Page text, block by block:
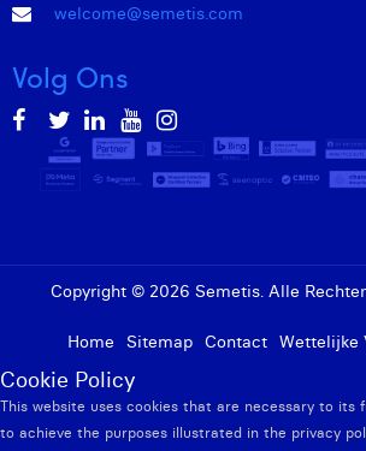
welcome@semetis.com
Volg Ons
Copyright © 2026 Semetis. Alle
Home Sitemap Contact Wettelijke
Cookie Policy
This website uses cookies that are necessary to its
to achieve the purposes illustrated in the privacy